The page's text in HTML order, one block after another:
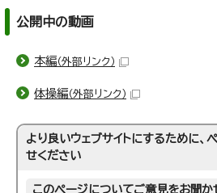
公開中の動画
本編（外部リンク）
体操編（外部リンク）
より良いウェブサイトにするために、
せください
このページについてご意見をお聞か